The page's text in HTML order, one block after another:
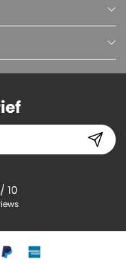
/ 10